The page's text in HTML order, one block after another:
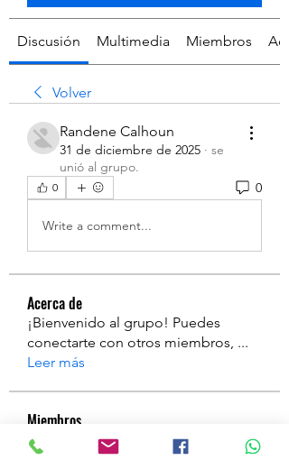
Discusión Multimedia Miembros
Volver
Randene Calhoun
31 de diciembre de 2025 · se
unió al grupo.
0 0
Write a comment...
Acerca de
¡Bienvenido al grupo! Puedes
conectarte con otros miembros, ...
Leer más
Miembros
a Seguir